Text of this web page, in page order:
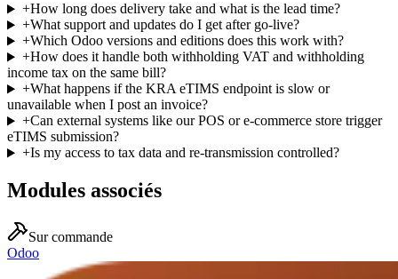
+How long does delivery take and what is the lead time?
+What support and updates do I get after go-live?
+Which Odoo versions and editions does this work with?
+How does it handle both withholding VAT and withholding
income tax on the same bill?
+What happens if the KRA eTIMS endpoint is slow or
unavailable when I post an invoice?
+Can external systems like our POS or e-commerce store trigger
eTIMS submission?
+Is my access to tax data and re-transmission controlled?
Modules associés
Sur commande
Odoo